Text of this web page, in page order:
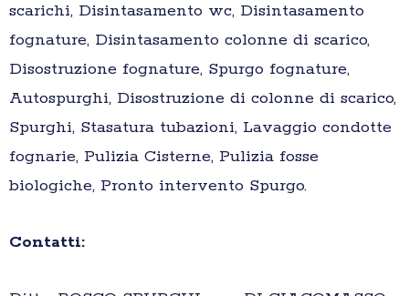
scarichi, Disintasamento wc, Disintasamento
fognature, Disintasamento colonne di scarico,
Disostruzione fognature, Spurgo fognature,
Autospurghi, Disostruzione di colonne di scarico,
Spurghi, Stasatura tubazioni, Lavaggio condotte
fognarie, Pulizia Cisterne, Pulizia fosse
biologiche, Pronto intervento Spurgo.
Contatti: